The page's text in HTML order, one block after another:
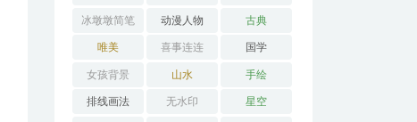
冰墩墩简笔
画
动漫人物 古典
唯美 喜事连连 国学
女孩背景 山水 手绘
排线画法 无水印 星空